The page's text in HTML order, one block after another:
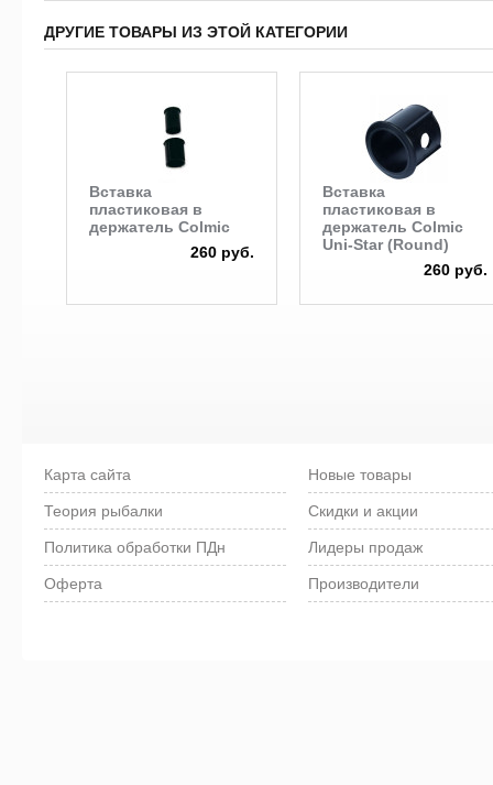
ДРУГИЕ ТОВАРЫ ИЗ ЭТОЙ КАТЕГОРИИ
Вставка
пластиковая в
держатель Colmic
260 руб.
Вставка
пластиковая в
держатель Colmic
Uni-Star (Round)
260 руб.
Карта сайта
Теория рыбалки
Политика обработки ПДн
Оферта
Новые товары
Скидки и акции
Лидеры продаж
Производители